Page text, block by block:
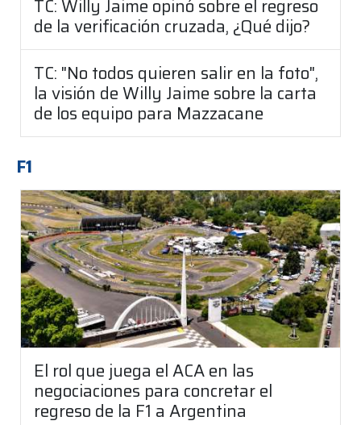
TC: Willy Jaime opinó sobre el regreso
de la verificación cruzada, ¿Qué dijo?
TC: "No todos quieren salir en la foto",
la visión de Willy Jaime sobre la carta
de los equipo para Mazzacane
F1
El rol que juega el ACA en las
negociaciones para concretar el
regreso de la F1 a Argentina